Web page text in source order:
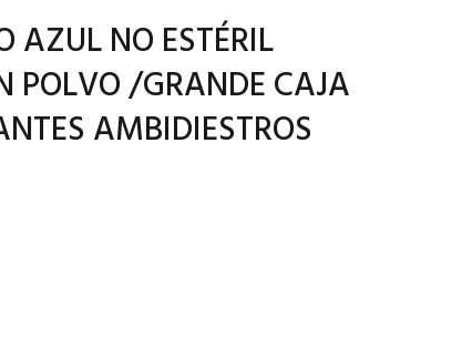
AZUL NO ESTÉRIL
POLVO /GRANDE CAJA
AMBIDIESTROS